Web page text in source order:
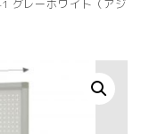
グレーホワイト（アジ